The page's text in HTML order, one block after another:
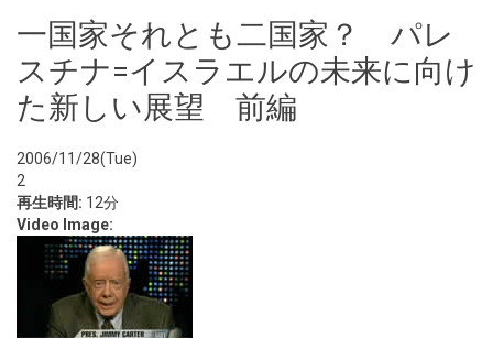
一国家それとも二国家？ パレ
スチナ=イスラエルの未来に向け
た新しい展望 前編
2006/11/28(Tue)
2
再生時間: 12分
Video Image: